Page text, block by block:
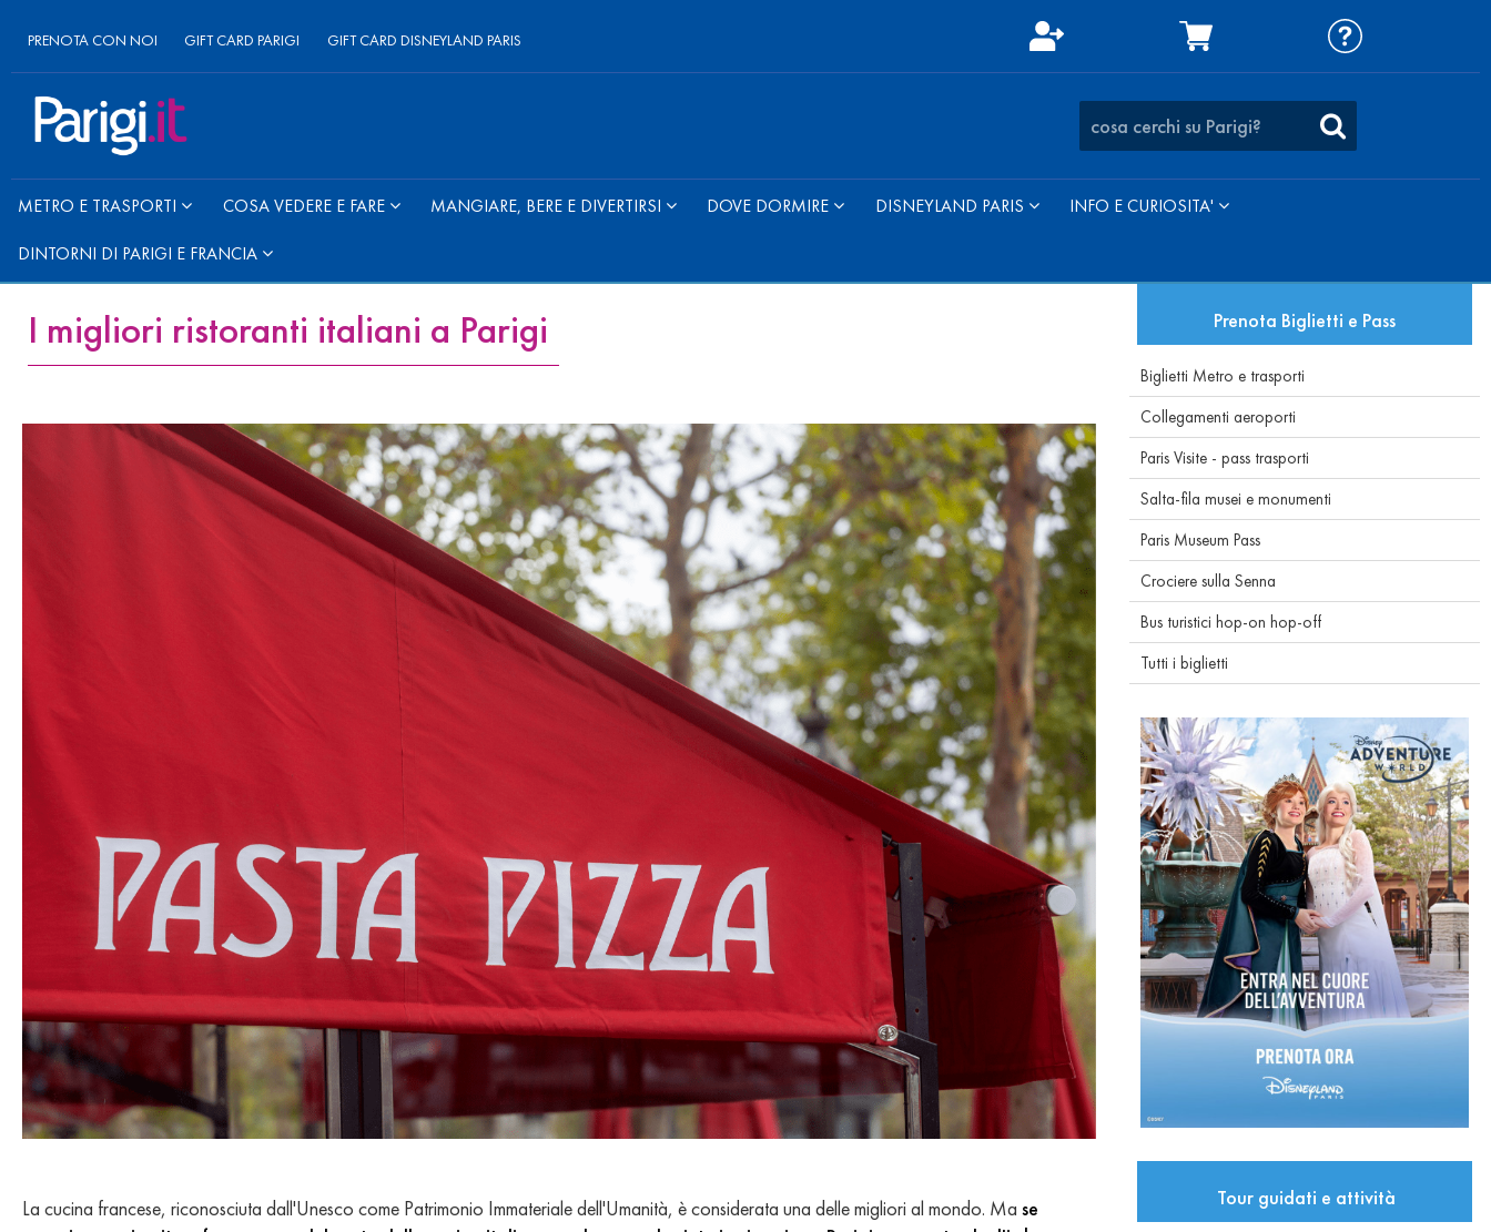
PRENOTA CON NOI GIFT CARD PARIGI GIFT CARD DISNEYLAND PARIS
METRO E TRASPORTI COSA VEDERE E FARE MANGIARE, BERE E DIVERTIRSI DOVE DORMIRE DISNEYLAND PARIS INFO E CURIOSITA'
DINTORNI DI PARIGI E FRANCIA
I migliori ristoranti italiani a Parigi
La cucina francese, riconosciuta dall'Unesco come Patrimonio Immateriale dell'Umanità, è considerata una delle migliori al mondo. Ma se
Prenota Biglietti e Pass
Biglietti Metro e trasporti
Collegamenti aeroporti
Paris Visite - pass trasporti
Salta-fila musei e monumenti
Paris Museum Pass
Crociere sulla Senna
Bus turistici hop-on hop-off
Tutti i biglietti
Tour guidati e attività